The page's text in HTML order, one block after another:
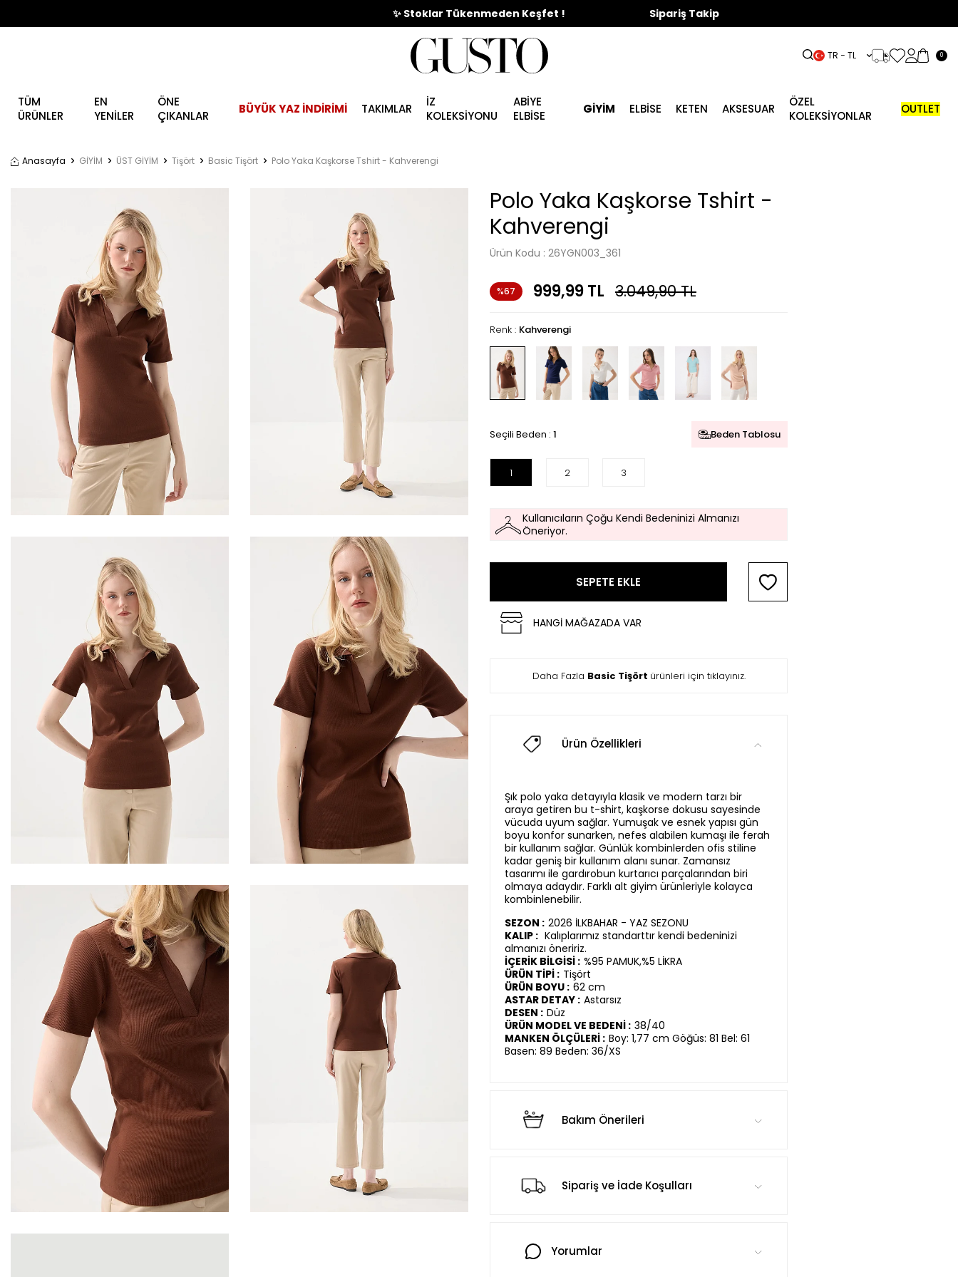
🎉%70'e Varan Büyük Yaz İndirim Başladı !
✨ Stoklar Tükenmeden Keşfet ! Sipariş Takip
TR − TL 0
TÜM
ÜRÜNLER
EN
YENİLER
ÖNE
ÇIKANLAR
BÜYÜK YAZ İNDİRİMİ TAKIMLAR
İZ
KOLEKSİYONU
ABİYE
ELBİSE
GİYİM ELBISE KETEN AKSESUAR
ÖZEL
KOLEKSİYONLAR
OUTLET
Anasayfa GİYİM ÜST GİYİM Tişört Basic Tişört Polo Yaka Kaşkorse Tshirt - Kahverengi
Polo Yaka Kaşkorse Tshirt -
Kahverengi
Ürün Kodu : 26YGN003_361
%67 999,99TL 3.049,90TL
Renk : Kahverengi
Seçili Beden : 1 Beden Tablosu
1 2 3
Kullanıcıların Çoğu Kendi Bedeninizi Almanızı
Öneriyor.
SEPETE EKLE
HANGİ MAĞAZADA VAR
Daha Fazla Basic Tişört ürünleri için tıklayınız.
Ürün Özellikleri
Şık polo yaka detayıyla klasik ve modern tarzı bir
araya getiren bu t-shirt, kaşkorse dokusu sayesinde
vücuda uyum sağlar. Yumuşak ve esnek yapısı gün
boyu konfor sunarken, nefes alabilen kumaşı ile ferah
bir kullanım sağlar. Günlük kombinlerden ofis stiline
kadar geniş bir kullanım alanı sunar. Zamansız
tasarımı ile gardırobun kurtarıcı parçalarından biri
olmaya adaydır. Farklı alt giyim ürünleriyle kolayca
kombinlenebilir.
SEZON : 2026 İLKBAHAR - YAZ SEZONU
KALIP : Kalıplarımız standarttır kendi bedeninizi
almanızı öneririz.
İÇERİK BİLGİSİ : %95 PAMUK,%5 LİKRA
ÜRÜN TİPİ : Tişört
ÜRÜN BOYU : 62 cm
ASTAR DETAY : Astarsız
DESEN : Düz
ÜRÜN MODEL VE BEDENİ : 38/40
MANKEN ÖLÇÜLERİ : Boy: 1,77 cm Göğüs: 81 Bel: 61
Basen: 89 Beden: 36/XS
Bakım Önerileri
Sipariş ve İade Koşulları
Yorumlar